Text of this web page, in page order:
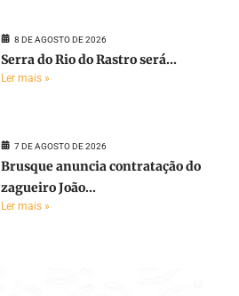
8 DE AGOSTO DE 2026
Serra do Rio do Rastro será...
Ler mais »
7 DE AGOSTO DE 2026
Brusque anuncia contratação do
zagueiro João...
Ler mais »